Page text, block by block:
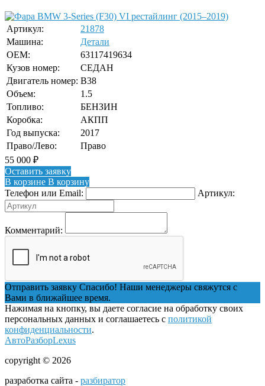
Артикул:
21878
Машина:
Детали
OEM:
63117419634
Кузов номер:
СЕДАН
Двигатель номер: B38
Объем:
1.5
Топливо:
БЕНЗИН
Коробка:
АКПП
Год выпуска:
2017
Право/Лево:
Право
55 000 ₽
Оставить заявку
В корзине В корзину
Телефон или Email:
Артикул:
Комментарий:
Отправить заявку Спасибо! Наши менеджеры свяжутся с
Вами в ближайшее время.
Нажимая на кнопку, вы даете согласие на обработку своих
персональных данных и соглашаетесь с политикой
конфиденциальности.
АвтоРазборLexus
copyright © 2026
разработка сайта - разбиратор